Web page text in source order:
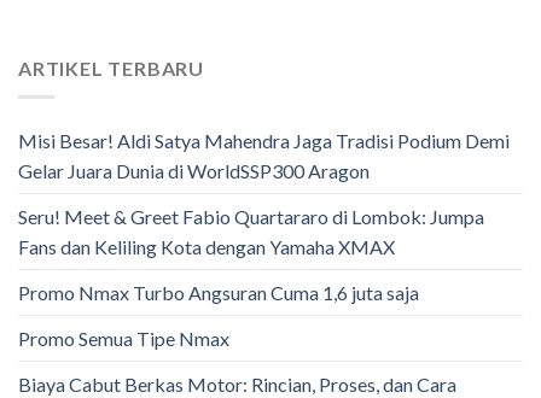
ARTIKEL TERBARU
Misi Besar! Aldi Satya Mahendra Jaga Tradisi Podium Demi
Gelar Juara Dunia di WorldSSP300 Aragon
Seru! Meet & Greet Fabio Quartararo di Lombok: Jumpa
Fans dan Keliling Kota dengan Yamaha XMAX
Promo Nmax Turbo Angsuran Cuma 1,6 juta saja
Promo Semua Tipe Nmax
Biaya Cabut Berkas Motor: Rincian, Proses, dan Cara